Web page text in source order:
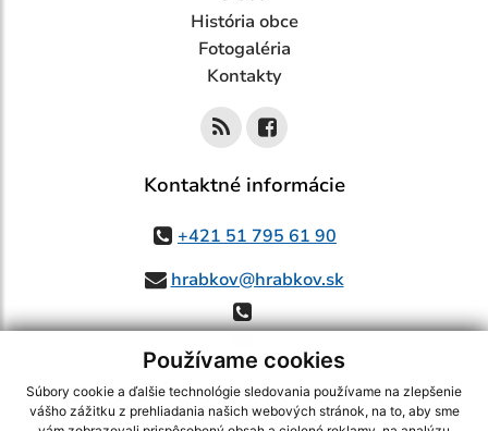
Používame cookies
Súbory cookie a ďalšie technológie sledovania používame na zlepšenie
vášho zážitku z prehliadania našich webových stránok, na to, aby sme
História obce
Fotogaléria
Kontakty
Kontaktné informácie
+421 51 795 61 90
hrabkov@hrabkov.sk